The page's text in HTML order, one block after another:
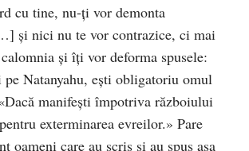
cu tine, nu-ți vor demonta
și nici nu te vor contrazice, ci mai
și îți vor deforma spusele:
Natanyahu, ești obligatoriu omul
manifești împotriva războiului
exterminarea evreilor.» Pare
oameni care au scris și au spus așa